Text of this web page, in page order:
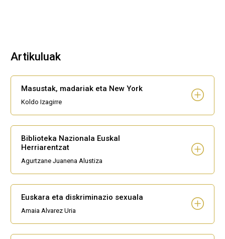
Artikuluak
Masustak, madariak eta New York
Koldo Izagirre
Biblioteka Nazionala Euskal
Herriarentzat
Agurtzane Juanena Alustiza
Euskara eta diskriminazio sexuala
Amaia Alvarez Uria